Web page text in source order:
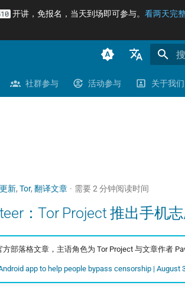
开讲，免报名，当天到场即可参与。 看两天完
臺灣正體（zh-TW）
社群参与 活动参与 关于我们
更新, Tor, 翻译文章 需要 2 分钟阅读时间
：Tor Project 推出手机
部落格文章，主语角色为 Tor Project 与文章作者
app to help people bypass censorship | August